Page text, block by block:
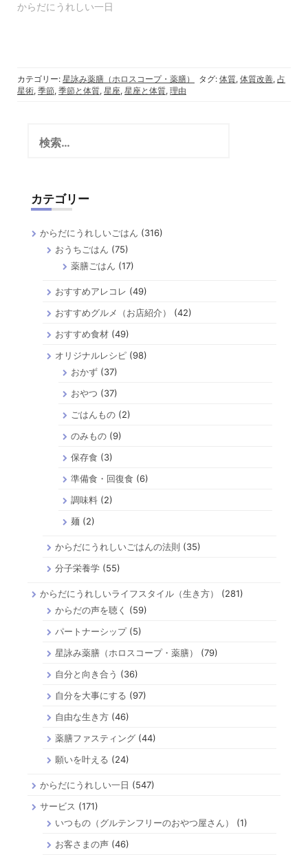
からだにうれしい一日
カテゴリー: 星詠み薬膳（ホロスコープ・薬膳） タグ: 体質, 体質改善, 占
星術, 季節, 季節と体質, 星座, 星座と体質, 理由
カテゴリー
からだにうれしいごはん (316)
おうちごはん (75)
薬膳ごはん (17)
おすすめアレコレ (49)
おすすめグルメ（お店紹介）
(42)
おすすめ食材 (49)
オリジナルレシピ (98)
おかず(37)
おやつ (37)
ごはんもの(2)
のみもの(9)
保存食 (3)
準備食・回復食 (6)
調味料(2)
麺 (2)
からだにうれしいごはんの法則 (35)
分子栄養学 (55)
からだにうれしいライフスタイル（生き方）
(281)
からだの声を聴く
(59)
パートナーシップ(5)
星詠み薬膳（ホロスコープ・薬膳）
(79)
自分と向き合う (36)
自分を大事にする (97)
自由な生き方 (46)
薬膳ファスティング (44)
願いを叶える (24)
からだにうれしい一日 (547)
サービス (171)
いつもの（グルテンフリーのおやつ屋さん）
(1)
お客さまの声 (46)